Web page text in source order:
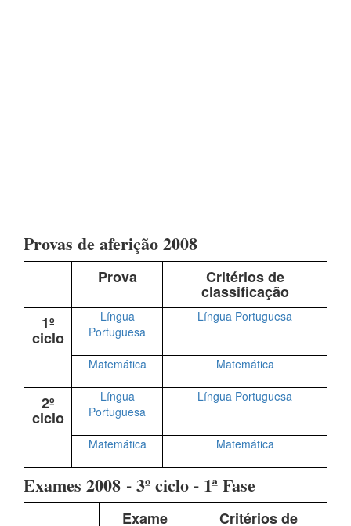
Provas de aferição 2008
Prova Critérios de
classificação
1º
ciclo
Língua
Portuguesa
Língua Portuguesa
Matemática Matemática
2º
ciclo
Língua
Portuguesa
Língua Portuguesa
Matemática Matemática
Exames 2008 - 3º ciclo - 1ª Fase
Exame Critérios de